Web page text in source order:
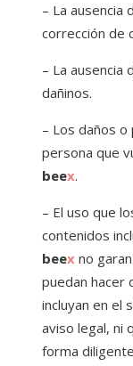
– La ausencia
corrección de
– La ausencia
dañinos.
– Los daños o
persona que
beex.
– El uso que
contenidos
beexno
puedan hacer
incluyan en el
aviso legal, ni
forma